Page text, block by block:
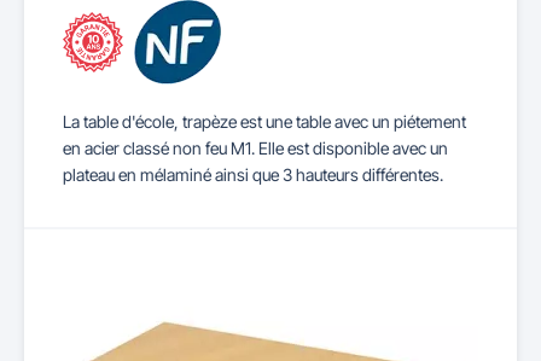
La table d'école, trapèze est une table avec un piétement
en acier classé non feu M1. Elle est disponible avec un
plateau en mélaminé ainsi que 3 hauteurs différentes.